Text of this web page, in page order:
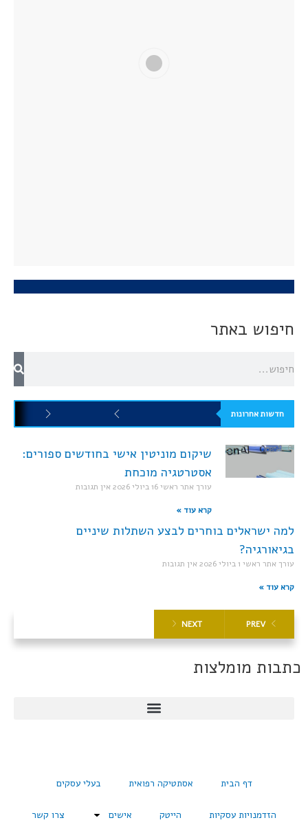
חיפוש באתר
חדשות אחרונות
שיקום מוניטין אישי בחודשים ספורים:
אסטרטגיה מוכחת
עורך אתר ראשי16 ביולי 2026 אין תגובות
קרא עוד »
למה ישראלים בוחרים לבצע השתלות שיניים
בגיאורגיה?
עורך אתר ראשי1 ביולי 2026 אין תגובות
קרא עוד »
PREV
NEXT
כתבות מומלצות
דף הבית אסתטיקה רפואית בעלי עסקים
הזדמנויות עסקיות הייטק אישים צרו קשר